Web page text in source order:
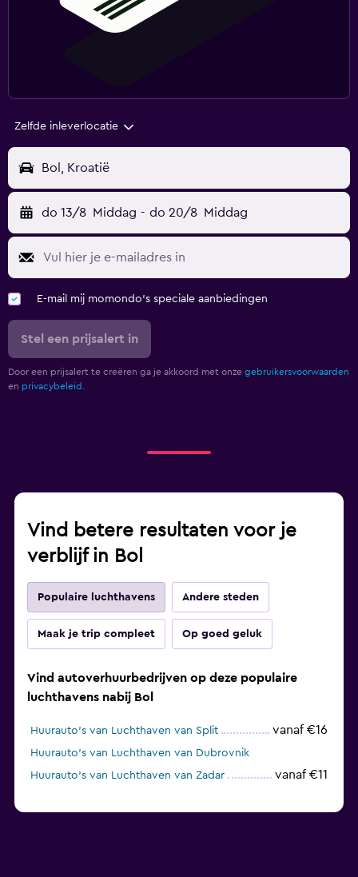
Zelfde inleverlocatie
Bol, Kroatië
do 13/8 Middag - do 20/8 Middag
E-mail mij momondo's speciale aanbiedingen
Stel een prijsalert in
Door een prijsalert te creëren ga je akkoord met onze gebruikersvoorwaarden
en privacybeleid.
Vind betere resultaten voor je
verblijf in Bol
Populaire luchthavens Andere steden
Maak je trip compleet Op goed geluk
Vind autoverhuurbedrijven op deze populaire
luchthavens nabij Bol
Huurauto's van Luchthaven van Split vanaf €16
Huurauto's van Luchthaven van Dubrovnik
Huurauto's van Luchthaven van Zadar
vanaf €11